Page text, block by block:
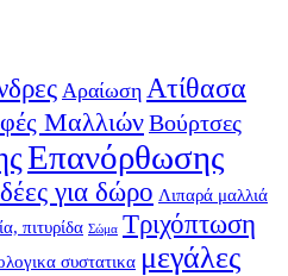
Αραίωση Ατίθασα
ΜαλλιώνΒούρτσες
Επανόρθωσης
για δώρο Λιπαρά μαλλιά
πιτυρίδα Σώμα Τριχόπτωση
συστατικα μεγάλες